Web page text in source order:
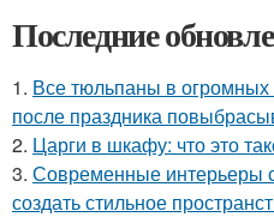
Последние
1. Все тюльпаны в огромных
после праздника
2. Царги в шкафу: что это
3. Современные интерьеры
создать стильное